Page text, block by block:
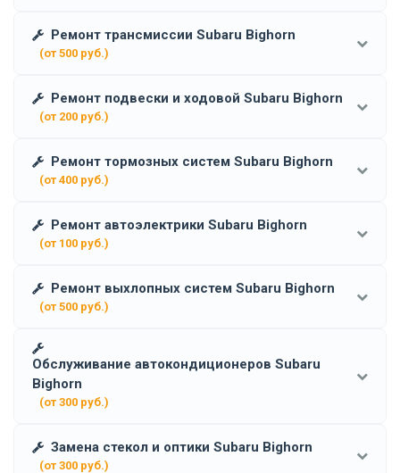
Ремонт трансмиссии Subaru Bighorn
(от 500 руб.)
Ремонт подвески и ходовой Subaru Bighorn
(от 200 руб.)
Ремонт тормозных систем Subaru Bighorn
(от 400 руб.)
Ремонт автоэлектрики Subaru Bighorn
(от 100 руб.)
Ремонт выхлопных систем Subaru Bighorn
(от 500 руб.)
Обслуживание автокондиционеров Subaru
Bighorn
(от 300 руб.)
Замена стекол и оптики Subaru Bighorn
(от 300 руб.)